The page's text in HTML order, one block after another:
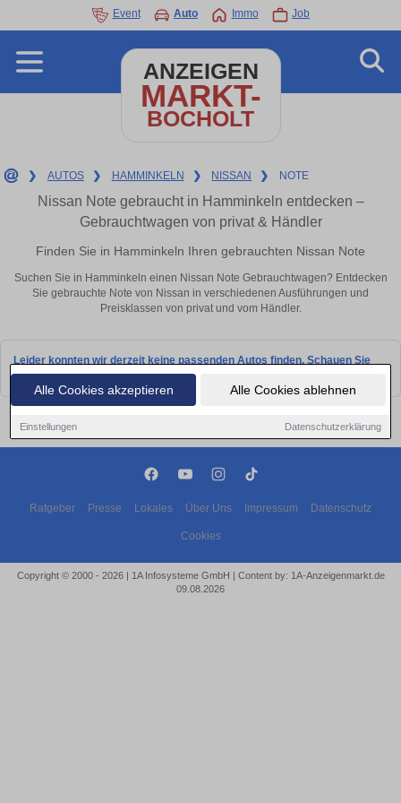
Alle Cookies akzeptieren Alle Cookies ablehnen
Einstellungen Datenschutzerklärung
Event Auto Immo Job
ANZEIGEN
MARKT-
BOCHOLT
❯ AUTOS ❯ HAMMINKELN ❯ NISSAN ❯ NOTE
Nissan Note gebraucht in Hamminkeln entdecken –
Gebrauchtwagen von privat & Händler
Finden Sie in Hamminkeln Ihren gebrauchten Nissan Note
Suchen Sie in Hamminkeln einen Nissan Note Gebrauchtwagen? Entdecken
Sie gebrauchte Note von Nissan in verschiedenen Ausführungen und
Preisklassen von privat und vom Händler.
Leider konnten wir derzeit keine passenden Autos finden. Schauen Sie
bald wieder vorbei!
Ratgeber Presse Lokales Über Uns Impressum Datenschutz
Cookies
Copyright © 2000 - 2026 | 1A Infosysteme GmbH | Content by: 1A-Anzeigenmarkt.de
09.08.2026